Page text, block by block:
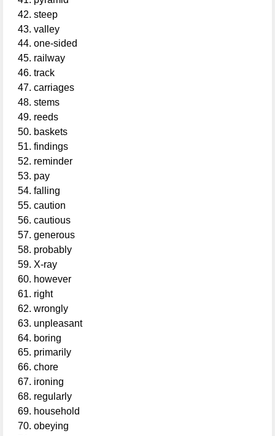
steep
valley
one-sided
railway
track
carriages
stems
reeds
baskets
findings
reminder
pay
falling
caution
cautious
generous
probably
X-ray
however
right
wrongly
unpleasant
boring
primarily
chore
ironing
regularly
household
obeying